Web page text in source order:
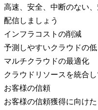
高速、安全、中断のない
配信しましょう
インフラコストの削減
予測しやすいクラウドの
マルチクラウドの最適化
クラウドリソースを統合
お客様の信頼
お客様の信頼獲得に向け